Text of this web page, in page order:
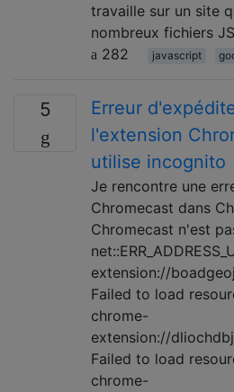
travaille sur un site
nombreux fichiers
282
javascript
5
Erreur
l'extension
utilise incognito
Je rencontre une
Chromecast dans
Chromecast n'est
extension://
Failed to load
chrome-
extension://
Failed to load
chrome-